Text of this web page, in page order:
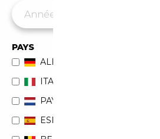
PAYS
ALLEMAGNE
ITALIE
PAYS-BAS
ESPAGNE